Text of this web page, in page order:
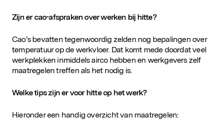
Zijn er cao-afspraken over werken bij hitte?
Cao’s bevatten tegenwoordig zelden nog bepalingen over
temperatuur op de werkvloer. Dat komt mede doordat veel
werkplekken inmiddels airco hebben en werkgevers zelf
maatregelen treffen als het nodig is.
Welke tips zijn er voor hitte op het werk?
Hieronder een handig overzicht van maatregelen: